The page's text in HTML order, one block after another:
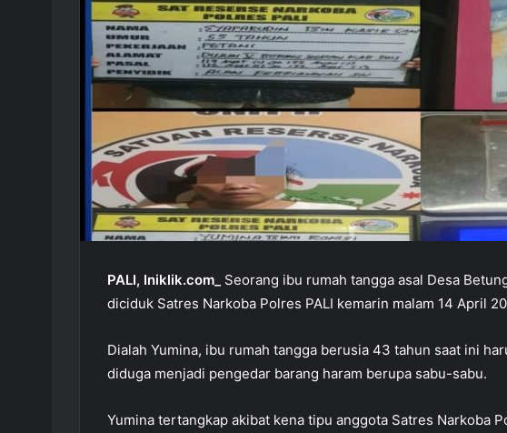
PALI, Iniklik.com_
Seorang ibu rumah tangga asal Desa
diciduk Satres Narkoba Polres PALI kemarin malam 14 April
Dialah Yumina, ibu rumah tangga berusia 43 tahun saat ini
diduga menjadi pengedar barang haram berupa sabu-sabu.
Yumina tertangkap akibat kena tipu anggota Satres Narkoba